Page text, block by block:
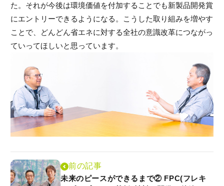
た。それが今後は環境価値を付加することでも新製品開発賞
にエントリーできるようになる。こうした取り組みを増やす
ことで、どんどん省エネに対する全社の意識改革につながっ
ていってほしいと思っています。
前の記事
未来のピースができるまで② FPC(フレキ